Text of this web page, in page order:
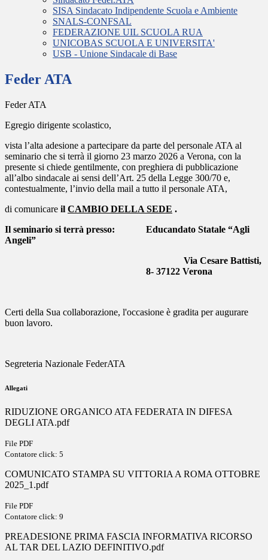
SISA Sindacato Indipendente Scuola e Ambiente
SNALS-CONFSAL
FEDERAZIONE UIL SCUOLA RUA
UNICOBAS SCUOLA E UNIVERSITA'
USB - Unione Sindacale di Base
Feder ATA
Feder ATA
Egregio dirigente scolastico,
vista l’alta adesione a partecipare da parte del personale ATA al
seminario che si terrà il giorno 23 marzo 2026 a Verona, con la
presente si chiede gentilmente, con preghiera di pubblicazione
all’albo sindacale ai sensi dell’Art. 25 della Legge 300/70 e,
contestualmente, l’invio della mail a tutto il personale ATA,
di comunicare il CAMBIO DELLA SEDE .
Il seminario si terrà presso: Educandato Statale “Agli
Angeli”
Via Cesare Battisti,
8- 37122 Verona
Certi della Sua collaborazione, l'occasione è gradita per augurare
buon lavoro.
Segreteria Nazionale FederATA
Allegati
RIDUZIONE ORGANICO ATA FEDERATA IN DIFESA
DEGLI ATA.pdf
File PDF
Contatore click: 5
COMUNICATO STAMPA SU VITTORIA A ROMA OTTOBRE
2025_1.pdf
File PDF
Contatore click: 9
PREADESIONE PRIMA FASCIA INFORMATIVA RICORSO
AL TAR DEL LAZIO DEFINITIVO.pdf